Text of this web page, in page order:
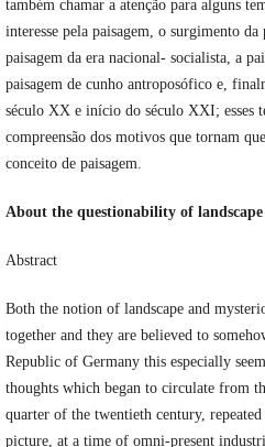
também chamar a atenção para alguns
interesse pela paisagem, o surgimento
paisagem da era nacional- socialista, a
paisagem de cunho antroposófico e,
século XX e início do século XXI; esses
compreensão dos motivos que tornam
conceito de paisagem.
About the questionability of
Abstract
Both the notion of landscape and
together and they are believed to
Republic of Germany this especially
thoughts which began to circulate from
quarter of the twentieth century,
picture, at a time of omni-present